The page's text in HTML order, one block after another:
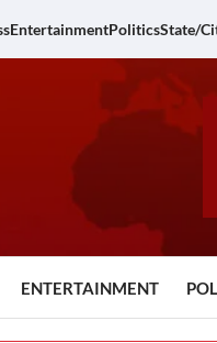
EntertainmentPoliticsState/
ENTERTAINMENT